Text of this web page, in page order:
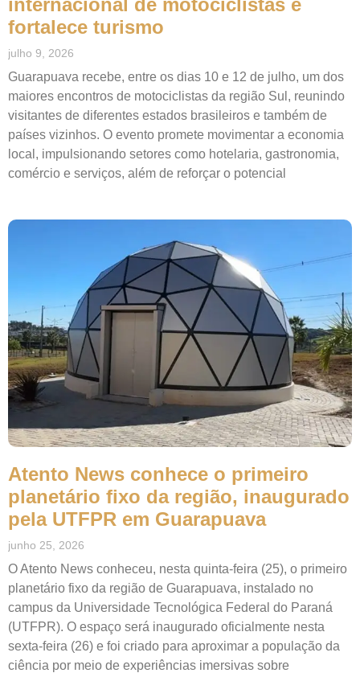
internacional de motociclistas e
fortalece turismo
julho 9, 2026
Guarapuava recebe, entre os dias 10 e 12 de julho, um dos
maiores encontros de motociclistas da região Sul, reunindo
visitantes de diferentes estados brasileiros e também de
países vizinhos. O evento promete movimentar a economia
local, impulsionando setores como hotelaria, gastronomia,
comércio e serviços, além de reforçar o potencial
Atento News conhece o primeiro
planetário fixo da região, inaugurado
pela UTFPR em Guarapuava
junho 25, 2026
O Atento News conheceu, nesta quinta-feira (25), o primeiro
planetário fixo da região de Guarapuava, instalado no
campus da Universidade Tecnológica Federal do Paraná
(UTFPR). O espaço será inaugurado oficialmente nesta
sexta-feira (26) e foi criado para aproximar a população da
ciência por meio de experiências imersivas sobre